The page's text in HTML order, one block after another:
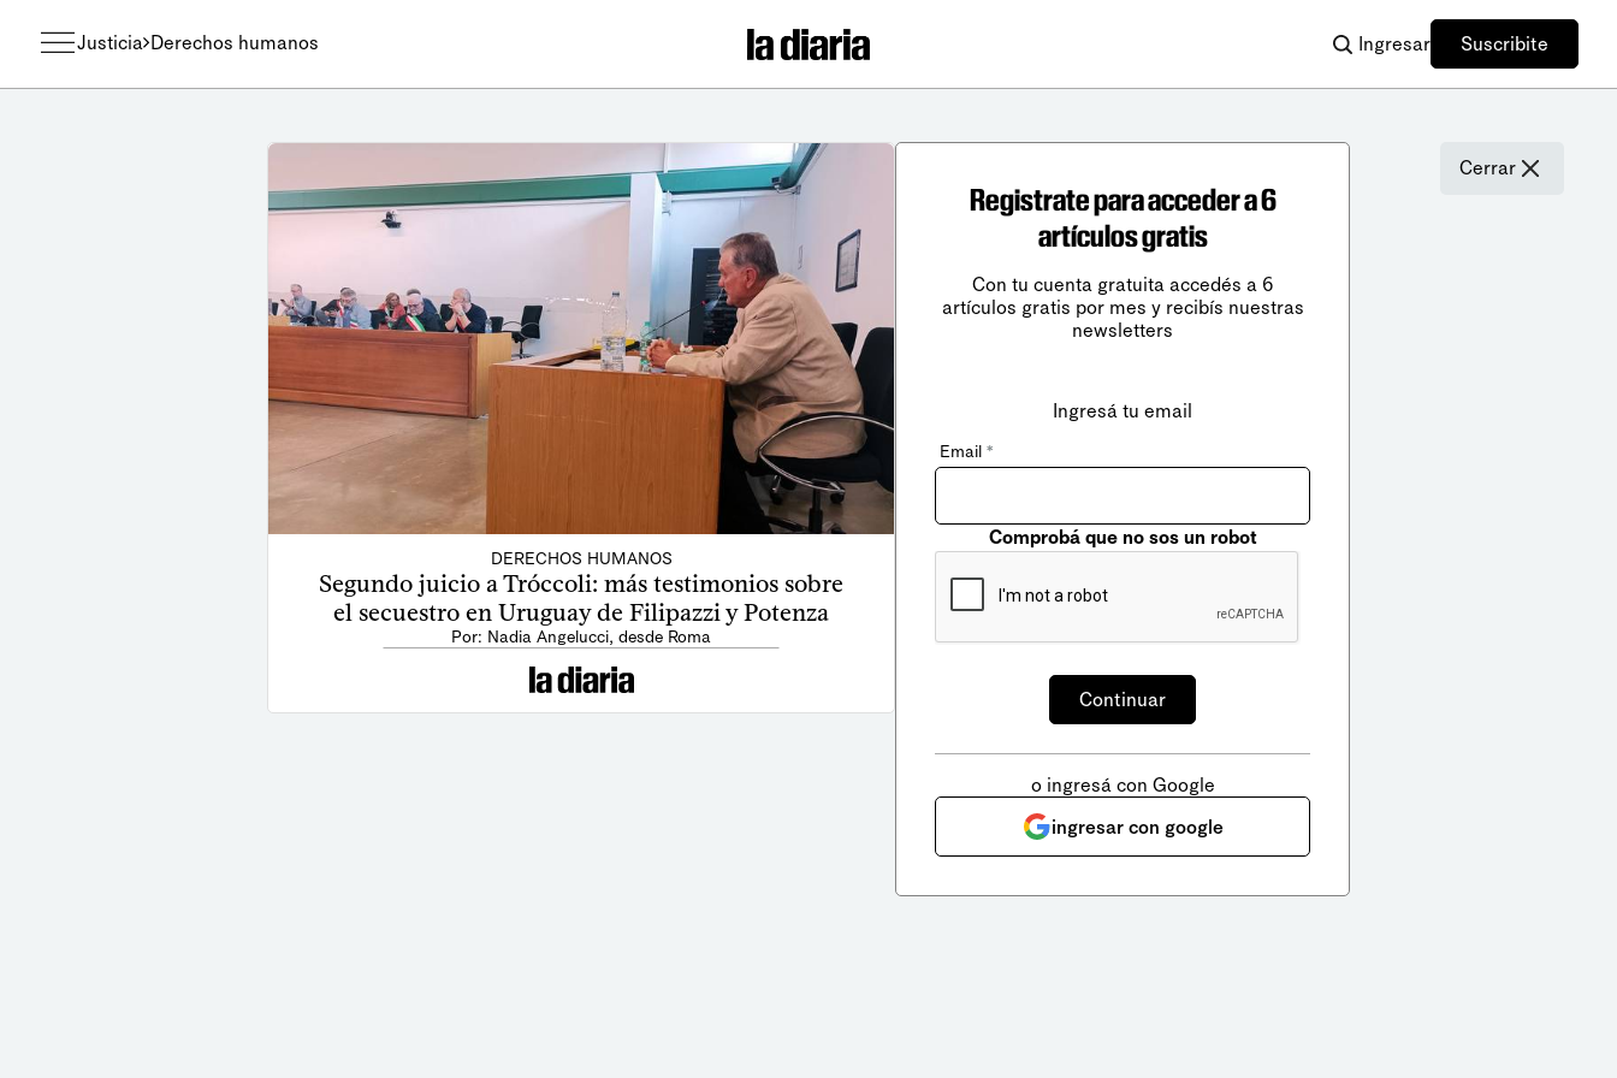
Justicia Derechos humanos Ingresar Suscribite
DERECHOS HUMANOS
Segundo juicio a Tróccoli: más testimonios sobre
el secuestro en Uruguay de Filipazzi y Potenza
Por: Nadia Angelucci, desde Roma
Cerrar
Registrate para acceder a 6
artículos gratis
Con tu cuenta gratuita accedés a 6
artículos gratis por mes y recibís nuestras
newsletters
Ingresá tu email
Email *
Comprobá que no sos un robot
o ingresá con Google
ingresar con google